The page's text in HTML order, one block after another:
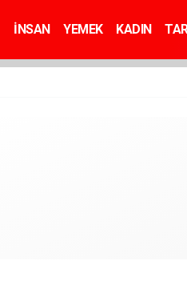
İNSAN YEMEK KADIN